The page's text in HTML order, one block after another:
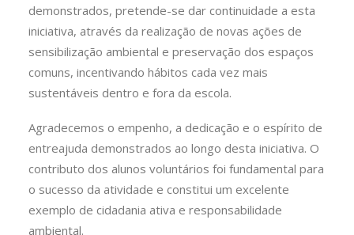
demonstrados, pretende-se dar continuidade a esta
iniciativa, através da realização de novas ações de
sensibilização ambiental e preservação dos espaços
comuns, incentivando hábitos cada vez mais
sustentáveis dentro e fora da escola.
Agradecemos o empenho, a dedicação e o espírito de
entreajuda demonstrados ao longo desta iniciativa. O
contributo dos alunos voluntários foi fundamental para
o sucesso da atividade e constitui um excelente
exemplo de cidadania ativa e responsabilidade
ambiental.